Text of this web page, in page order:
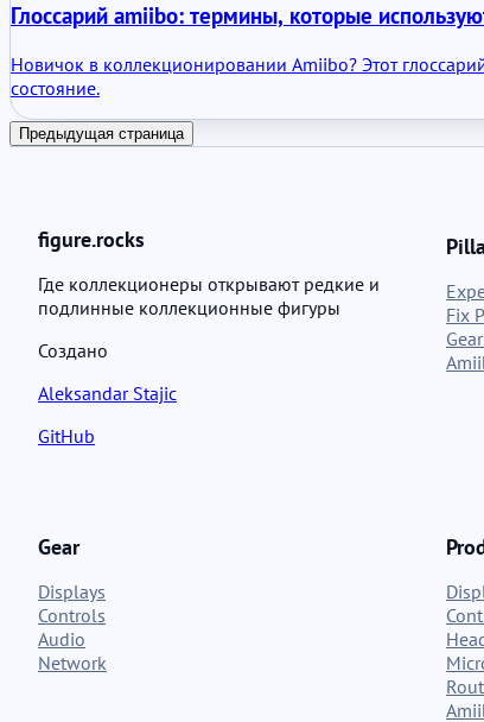
Глоссарий amiibo: термины, которые
Новичок в коллекционировании Amiibo? Этот
состояние.
Предыдущая страница
figure.rocks
Где коллекционеры открывают редкие и
подлинные коллекционные фигуры
Создано
Aleksandar Stajic
GitHub
Fix
Gear
Displays
Controls
Audio
Network